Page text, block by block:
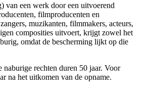
van een werk door een uitvoerend
filmproducenten en
muzikanten, filmmakers, acteurs,
composities uitvoert, krijgt zowel het
omdat de bescherming lijkt op die
naburige rechten duren 50 jaar. Voor
na het uitkomen van de opname.